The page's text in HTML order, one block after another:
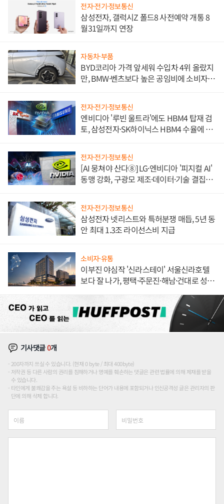
전자·전기·정보통신
삼성전자, 갤럭시Z 폴드8 사전예약 개통 8
월31일까지 연장
자동차·부품
BYD코리아 가격 앞세워 수입차 4위 올랐지
만, BMW·벤츠보다 높은 공임비에 소비자
전자·전기·정보통신
엔비디아 '루빈 울트라'에도 HBM4 탑재 검
토, 삼성전자·SK하이닉스 HBM4 수율에 주
전자·전기·정보통신
[AI 뭉쳐야 산다⑧] LG·엔비디아 '피지컬 AI'
동맹 강화, 구광모 제조·데이터·기술 결집
전자·전기·정보통신
삼성전자 넷리스트와 특허분쟁 매듭, 5년 동
안 최대 1.3조 라이선스비 지급
소비자·유통
이부진 야심작 '신라스테이' 서울신라호텔
보다 잘 나가, 평택·주문진·해남·건대로 성
기사댓글0개
200자까지 쓰실 수 있습니다. (현재 0 byte / 최대 400byte)
저작권 등 다른 사람의 권리를 침해하거나 명예를 훼손하는 댓글은 관련 법률에 의해 제재를 받을
수 있습니다.
타인에게 불쾌감을 주는 욕설 등 비하하는 단어가 내용에 포함되거나 인신공격성 글은 관리자의 판
단에 의해 삭제 합니다.